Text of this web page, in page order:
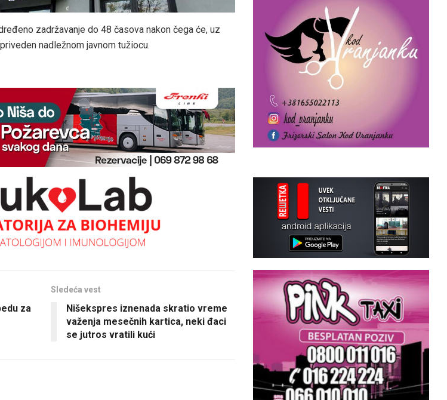
zadržavanje do 48 časova nakon čega će, uz
nadležnom javnom tužiocu.
za
Sledeća vest
Nišekspres iznenada skratio vreme
važenja mesečnih kartica, neki đaci
se jutros vratili kući